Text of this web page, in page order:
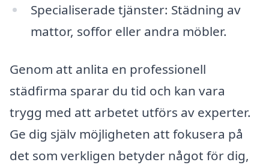
Specialiserade tjänster: Städning av
mattor, soffor eller andra möbler.
Genom att anlita en professionell
städfirma sparar du tid och kan vara
trygg med att arbetet utförs av experter.
Ge dig själv möjligheten att fokusera på
det som verkligen betyder något för dig,